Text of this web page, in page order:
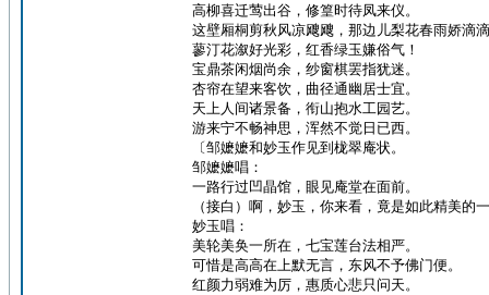
高柳喜迁莺出谷，修篁时待凤来仪。
这壁厢桐剪秋风凉飕飕，那边儿梨花春雨娇滴
蓼汀花溆好光彩，红香绿玉嫌俗气！
宝鼎茶闲烟尚余，纱窗棋罢指犹迷。
杏帘在望来客饮，曲径通幽居士宜。
天上人间诸景备，衔山抱水工园艺。
游来宁不畅神思，浑然不觉日已西。
〔邹嬷嬷和妙玉作见到栊翠庵状。
邹嬷嬷唱：
一路行过凹晶馆，眼见庵堂在面前。
（接白）啊，妙玉，你来看，竟是如此精美的
妙玉唱：
美轮美奂一所在，七宝莲台法相严。
可惜是高高在上默无言，东风不予佛门便。
红颜力弱难为厉，惠质心悲只问天。